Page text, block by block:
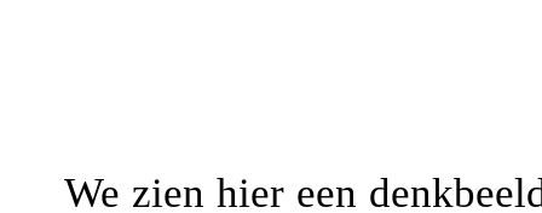
We zien hier een